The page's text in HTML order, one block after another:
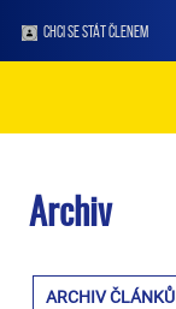
CHCI SE STÁT ČLENEM
Archiv
ARCHIV ČLÁNKŮ